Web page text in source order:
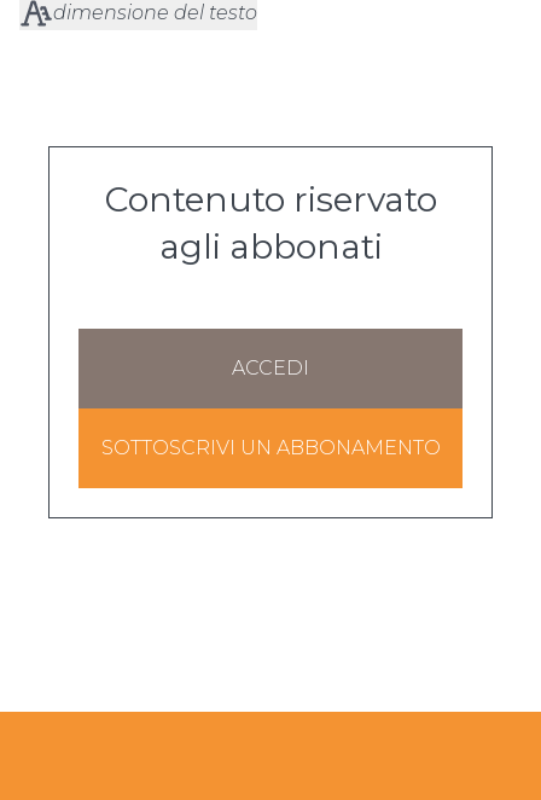
dimensione del testo
Contenuto riservato
agli abbonati
ACCEDI
SOTTOSCRIVI UN ABBONAMENTO